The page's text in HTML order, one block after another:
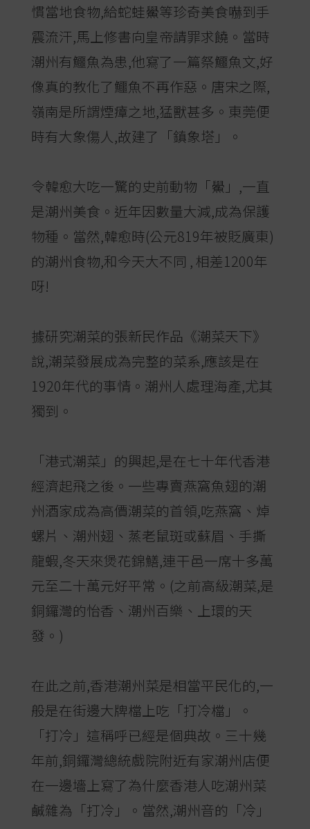
慣當地食物,給蛇蛙鱟等珍奇美食嚇到手
震流汗,馬上修書向皇帝請罪求饒。當時
潮州有鱷魚為患,他寫了一篇祭鱷魚文,好
像真的教化了鱷魚不再作惡。唐宋之際,
嶺南是所謂煙瘴之地,猛獸甚多。東莞便
時有大象傷人,故建了「鎮象塔」。
令韓愈大吃一驚的史前動物「鱟」,一直
是潮州美食。近年因數量大減,成為保護
物種。當然,韓愈時(公元819年被貶廣東)
的潮州食物,和今天大不同 , 相差1200年
呀!
據研究潮菜的張新民作品《潮菜天下》
說,潮菜發展成為完整的菜系,應該是在
1920年代的事情。潮州人處理海產,尤其
獨到。
「港式潮菜」的興起,是在七十年代香港
經濟起飛之後。一些專賣燕窩魚翅的潮
州酒家成為高價潮菜的首領,吃燕窩、焯
螺片、潮州翅、蒸老鼠斑或蘇眉、手撕
龍蝦,冬天來煲花錦鱔,連干邑一席十多萬
元至二十萬元好平常。(之前高級潮菜,是
銅鑼灣的怡香、潮州百樂、上環的天
發。)
在此之前,香港潮州菜是相當平民化的,一
般是在街邊大牌檔上吃「打冷檔」。
「打冷」這稱呼已經是個典故。三十幾
年前,銅鑼灣總統戲院附近有家潮州店便
在一邊墻上寫了為什麼香港人吃潮州菜
鹹雜為「打冷」。當然,潮州音的「冷」